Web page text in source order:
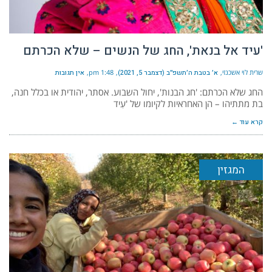
'עיד אל בנאת', החג של הנשים – שלא הכרתם
שרית לוי אשכנזי א׳ בטבת ה׳תשפ״ב (דצמבר 5, 2021) 1:48 pm אין תגובות
החג שלא הכרתם: 'חג הבנות', יחול השבוע. אסתר, יהודית או בכלל חנה,
בת מתתיהו – הן האחראיות לקיומו של 'עִיד
קרא עוד ←
המגזין